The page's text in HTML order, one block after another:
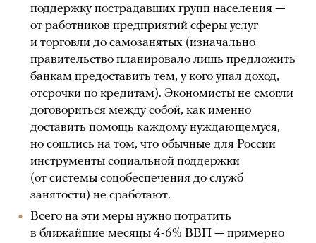
поддержку пострадавших групп населения —
от работников предприятий сферы услуг
и торговли до самозанятых (изначально
правительство планировало лишь предложить
банкам предоставить тем, у кого упал доход,
отсрочки по кредитам). Экономисты не смогли
договориться между собой, как именно
доставить помощь каждому нуждающемуся,
но сошлись на том, что обычные для России
инструменты социальной поддержки
(от системы соцобеспечения до служб
занятости) не сработают.
Всего на эти меры нужно потратить
в ближайшие месяцы 4-6% ВВП — примерно